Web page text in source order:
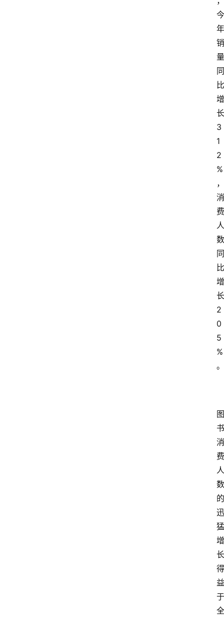
今
年
销
量
同
比
增
长
3
1
2
%
，
消
费
人
数
同
比
增
长
2
0
5
%
。
图
书
消
费
人
数
的
迅
猛
增
长
得
益
于
全